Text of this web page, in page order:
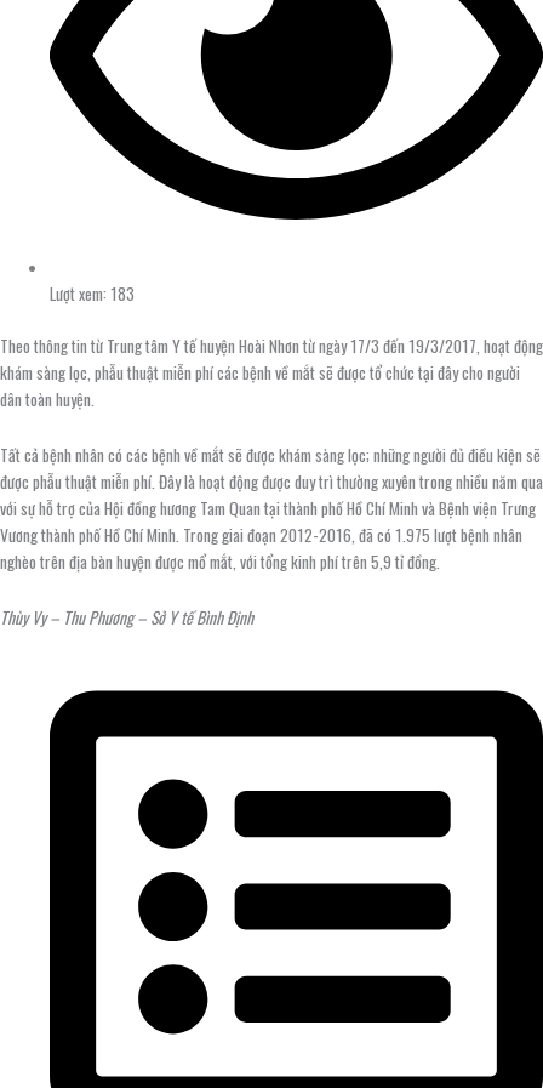
Lượt xem: 183
Theo thông tin từ Trung tâm Y tế huyện Hoài Nhơn từ ngày 17/3 đến 19/3/2017, hoạt động
khám sàng lọc, phẫu thuật miễn phí các bệnh về mắt sẽ được tổ chức tại đây cho người
dân toàn huyện.
Tất cả bệnh nhân có các bệnh về mắt sẽ được khám sàng lọc; những người đủ điều kiện sẽ
được phẫu thuật miễn phí. Đây là hoạt động được duy trì thường xuyên trong nhiều năm qua
với sự hỗ trợ của Hội đồng hương Tam Quan tại thành phố Hồ Chí Minh và Bệnh viện Trưng
Vương thành phố Hồ Chí Minh. Trong giai đoạn 2012-2016, đã có 1.975 lượt bệnh nhân
nghèo trên địa bàn huyện được mổ mắt, với tổng kinh phí trên 5,9 tỉ đồng.
Thùy Vy – Thu Phương – Sở Y tế Bình Định